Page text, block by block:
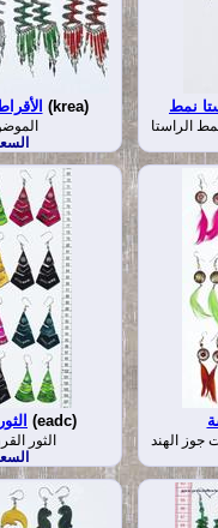
(krea) نمط
الراستا
(eadc)
الثور